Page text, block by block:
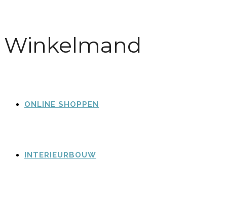
Winkelmand
ONLINE SHOPPEN
INTERIEURBOUW